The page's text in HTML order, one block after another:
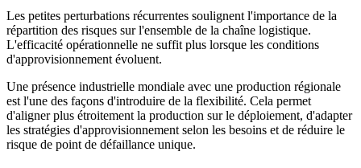
Les petites perturbations récurrentes soulignent l'importance de la
répartition des risques sur l'ensemble de la chaîne logistique.
L'efficacité opérationnelle ne suffit plus lorsque les conditions
d'approvisionnement évoluent.
Une présence industrielle mondiale avec une production régionale
est l'une des façons d'introduire de la flexibilité. Cela permet
d'aligner plus étroitement la production sur le déploiement, d'adapter
les stratégies d'approvisionnement selon les besoins et de réduire le
risque de point de défaillance unique.